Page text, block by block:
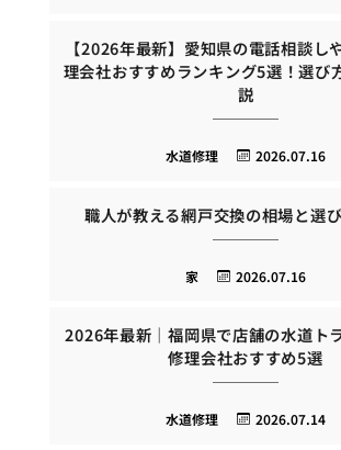
【2026年最新】愛知県の電話相談し
理会社おすすめランキング5選！選び
説
2026.07.16
水道修理
職人が教える網戸交換の相場と選
2026.07.16
家
2026年最新｜福岡県で店舗の水道ト
修理会社おすすめ5選
2026.07.14
水道修理